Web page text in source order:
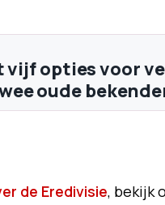
vijf opties voor
oude
de Eredivisie, bekijk